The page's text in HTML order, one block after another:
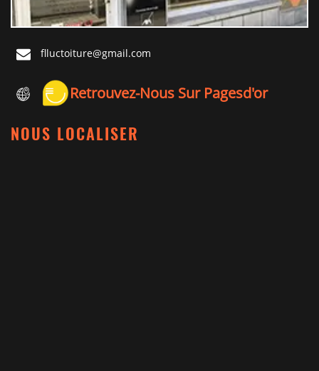
flluctoiture@gmail.com
Retrouvez-Nous Sur Pagesd'or
NOUS LOCALISER